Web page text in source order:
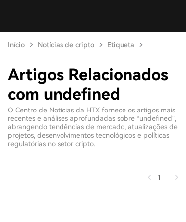
Início Notícias de cripto Etiqueta
Artigos Relacionados
com undefined
O Centro de Notícias da HTX fornece os artigos mais
recentes e análises aprofundadas sobre “undefined”,
abrangendo tendências de mercado, atualizações de
projetos, desenvolvimentos tecnológicos e políticas
regulatórias no setor cripto.
1